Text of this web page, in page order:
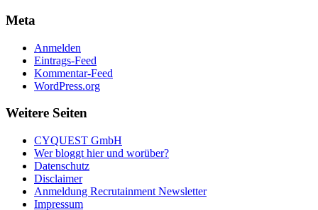
Meta
Anmelden
Eintrags-Feed
Kommentar-Feed
WordPress.org
Weitere Seiten
CYQUEST GmbH
Wer bloggt hier und worüber?
Datenschutz
Disclaimer
Anmeldung Recrutainment Newsletter
Impressum